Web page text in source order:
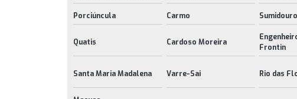
Porciúncula Carmo Sumidouro
Quatis Cardoso Moreira
Frontin
Santa Maria Madalena Varre-Sai Rio das